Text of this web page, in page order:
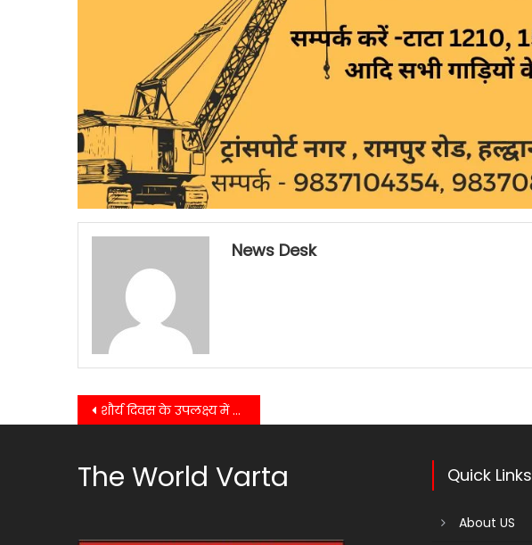
News Desk
Post
शौर्य दिवस के उपलक्ष्य में आयोजित शौर्य संचलन का आयोजन गांधी पार्क से हुआ प्रारंभ….
The World Varta Quick Links
About US